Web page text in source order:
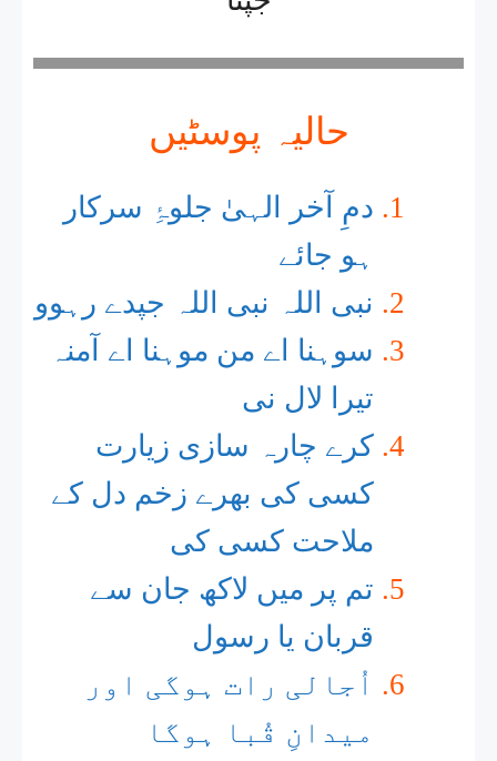
حالیہ پوسٹیں
دمِ آخر الہیٰ جلوۂِ سرکار
ہو جائے
نبی اللہ نبی اللہ جپدے رہوو
سوہنا اے من موہنا اے آمنہ
تیرا لال نی
کرے چارہ سازی زیارت
کسی کی بھرے زخم دل کے
ملاحت کسی کی
تم پر میں لاکھ جان سے
قربان یا رسول
اُجالی رات ہوگی اور
میدانِ قُبا ہوگا